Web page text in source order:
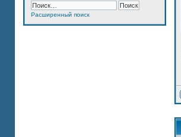
Расширенный поиск